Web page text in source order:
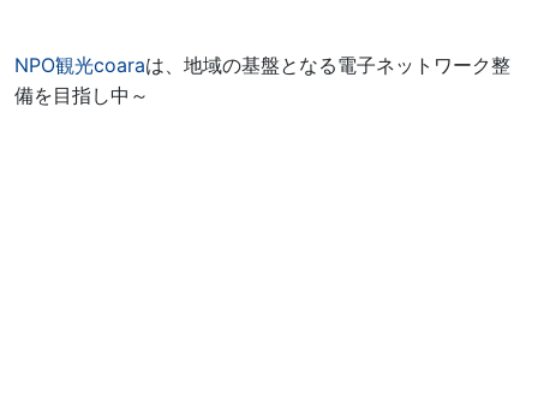
NPO観光coaraは、地域の基盤となる電子ネットワーク整
備を目指し中～